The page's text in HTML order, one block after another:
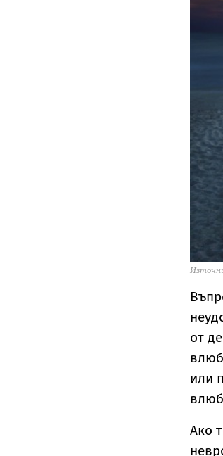
от
или
Ако